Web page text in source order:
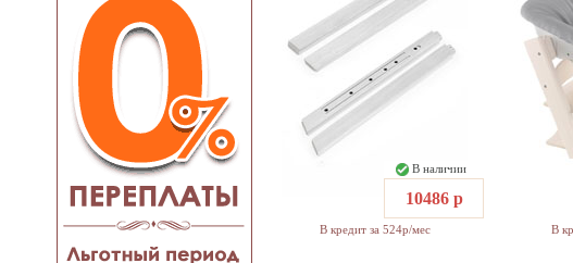
В наличии
10486 р
В кредит за 524р/мес В